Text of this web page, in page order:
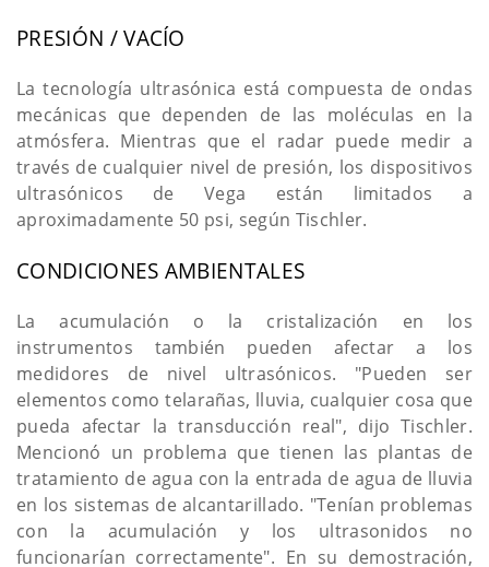
PRESIÓN / VACÍO
La tecnología ultrasónica está compuesta de ondas
mecánicas que dependen de las moléculas en la
atmósfera. Mientras que el radar puede medir a
través de cualquier nivel de presión, los dispositivos
ultrasónicos de Vega están limitados a
aproximadamente 50 psi, según Tischler.
CONDICIONES AMBIENTALES
La acumulación o la cristalización en los
instrumentos también pueden afectar a los
medidores de nivel ultrasónicos. "Pueden ser
elementos como telarañas, lluvia, cualquier cosa que
pueda afectar la transducción real", dijo Tischler.
Mencionó un problema que tienen las plantas de
tratamiento de agua con la entrada de agua de lluvia
en los sistemas de alcantarillado. "Tenían problemas
con la acumulación y los ultrasonidos no
funcionarían correctamente". En su demostración,